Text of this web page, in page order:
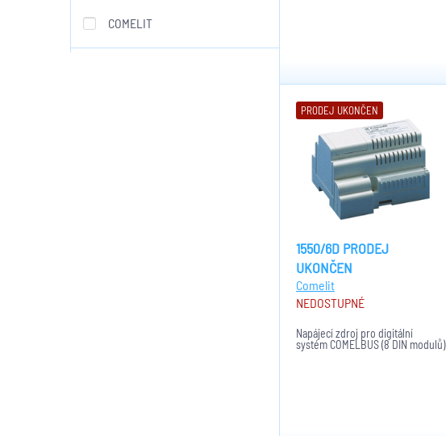
COMELIT
PRODEJ UKONČEN
1550/6D PRODEJ
UKONČEN
Comelit
NEDOSTUPNÉ
Napájecí zdroj pro digitální
systém COMELBUS (8 DIN modulů)